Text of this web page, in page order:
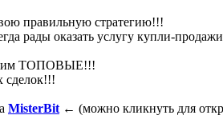
правильную стратегию!!!
рады оказать услугу купли-
ТОПОВЫЕ!!!
сделок!!!
MisterBit ← (можно кликнуть для